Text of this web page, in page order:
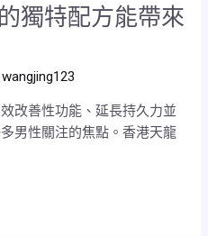
獨特配方能帶來
wangjing123
改善性功能、延長持久力並
男性關注的焦點。香港天龍